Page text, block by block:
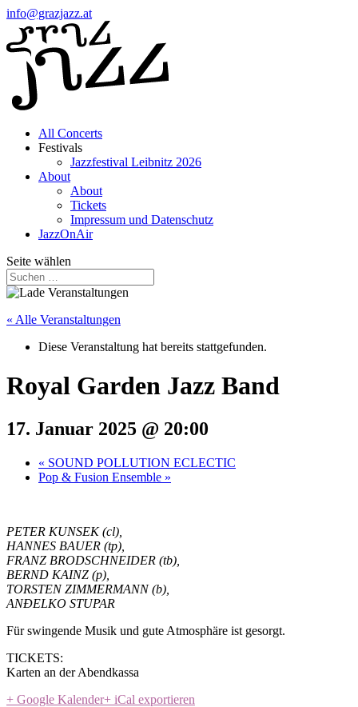
info@grazjazz.at
All Concerts
Festivals
Jazzfestival Leibnitz 2026
About
About
Tickets
Impressum und Datenschutz
JazzOnAir
Seite wählen
« Alle Veranstaltungen
Diese Veranstaltung hat bereits stattgefunden.
Royal Garden Jazz Band
17. Januar 2025 @ 20:00
« SOUND POLLUTION ECLECTIC
Pop & Fusion Ensemble »
PETER KUNSEK (cl),
HANNES BAUER (tp),
FRANZ BRODSCHNEIDER (tb),
BERND KAINZ (p),
TORSTEN ZIMMERMANN (b),
ANÐELKO STUPAR
Für swingende Musik und gute Atmosphäre ist gesorgt.
TICKETS:
Karten an der Abendkassa
+ Google Kalender+ iCal exportieren